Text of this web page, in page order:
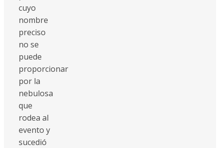
cuyo
nombre
preciso
no se
puede
proporcionar
por la
nebulosa
que
rodea al
evento y
sucedió